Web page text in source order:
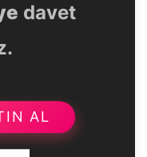
davet
AL